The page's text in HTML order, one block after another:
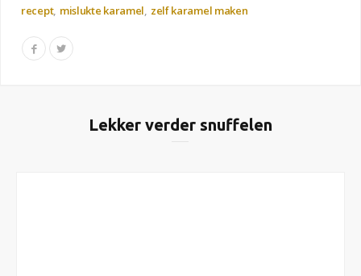
recept mislukte karamel zelf karamel maken
Lekker verder snuffelen